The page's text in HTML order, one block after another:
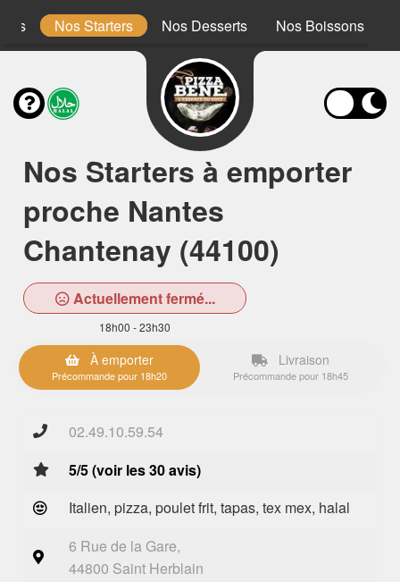
Nos Starters Nos Desserts Nos Boissons
Nos Starters à emporter
proche Nantes
Chantenay (44100)
Actuellement fermé...
18h00 - 23h30
À emporter
Précommande pour 18h20
Livraison
Précommande pour 18h45
02.49.10.59.54
5/5 (voir les 30 avis)
Italien, pizza, poulet frit, tapas, tex mex, halal
6 Rue de la Gare,
44800 Saint Herblain